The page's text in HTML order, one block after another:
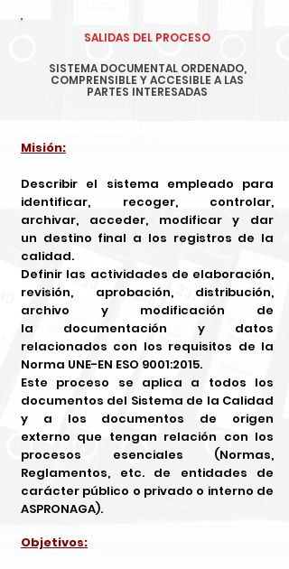
SALIDAS DEL PROCESO
SISTEMA DOCUMENTAL ORDENADO,
COMPRENSIBLE Y ACCESIBLE A LAS
PARTES INTERESADAS
Misión:
Describir el sistema empleado para
identificar, recoger, controlar,
archivar, acceder, modificar y dar
un destino final a los registros de la
calidad.
Definir las actividades de elaboración,
revisión, aprobación, distribución,
archivo y modificación de
la documentación y datos
relacionados con los requisitos de la
Norma UNE-EN ESO 9001:2015.
Este proceso se aplica a todos los
documentos del Sistema de la Calidad
y a los documentos de origen
externo que tengan relación con los
procesos esenciales (Normas,
Reglamentos, etc. de entidades de
carácter público o privado o interno de
ASPRONAGA).
Objetivos: